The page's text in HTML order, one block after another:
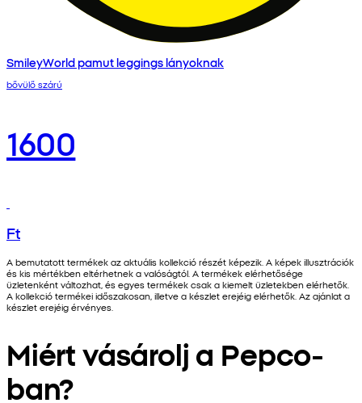
SmileyWorld pamut leggings lányoknak
bővülő szárú
1600
Ft
A bemutatott termékek az aktuális kollekció részét képezik. A képek illusztrációk
és kis mértékben eltérhetnek a valóságtól. A termékek elérhetősége
üzletenként változhat, és egyes termékek csak a kiemelt üzletekben elérhetők.
A kollekció termékei időszakosan, illetve a készlet erejéig elérhetők. Az ajánlat a
készlet erejéig érvényes.
Miért vásárolj a Pepco-
ban?